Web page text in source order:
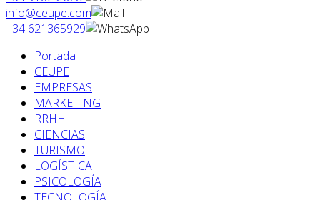
info@ceupe.com
+34 621365929
Portada
CEUPE
EMPRESAS
MARKETING
RRHH
CIENCIAS
TURISMO
LOGÍSTICA
PSICOLOGÍA